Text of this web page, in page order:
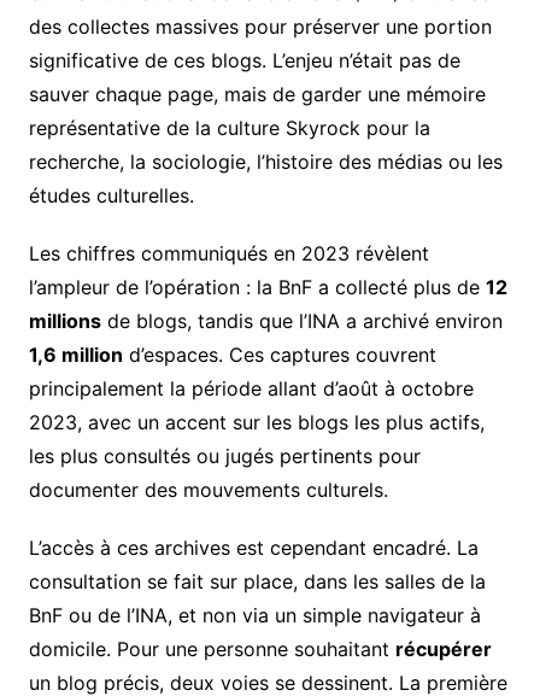
des collectes massives pour préserver une portion
significative de ces blogs. L’enjeu n’était pas de
sauver chaque page, mais de garder une mémoire
représentative de la culture Skyrock pour la
recherche, la sociologie, l’histoire des médias ou les
études culturelles.
Les chiffres communiqués en 2023 révèlent
l’ampleur de l’opération : la BnF a collecté plus de 12
millionsde blogs, tandis que l’INA a archivé environ
1,6 million d’espaces. Ces captures couvrent
principalement la période allant d’août à octobre
2023, avec un accent sur les blogs les plus actifs,
les plus consultés ou jugés pertinents pour
documenter des mouvements culturels.
L’accès à ces archives est cependant encadré. La
consultation se fait sur place, dans les salles de la
BnF ou de l’INA, et non via un simple navigateur à
domicile. Pour une personne souhaitant récupérer
un blog précis, deux voies se dessinent. La première